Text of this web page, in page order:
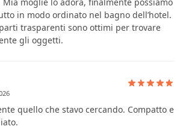
Mia moglie lo adora, finalmente possiamo
in modo ordinato nel bagno dell’hotel.
trasparenti sono ottimi per trovare
gli oggetti.
quello che stavo cercando. Compatto e